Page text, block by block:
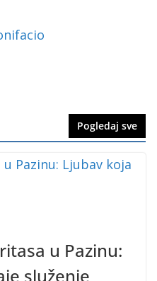
Pogledaj sve
u Pazinu:
služenje